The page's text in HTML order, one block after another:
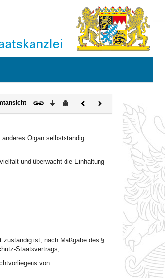
Download
DruckenVorherigesNächstes
Dokument
Organ selbstständig
und überwacht die Einhaltung
zuständig ist, nach Maßgabe des §
Staatsvertrags,
von